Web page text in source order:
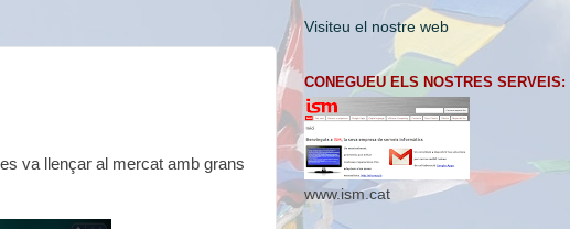
va llençar al mercat amb grans
Visiteu el nostre web
CONEGUEU ELS NOSTRES SERVEIS:
www.ism.cat